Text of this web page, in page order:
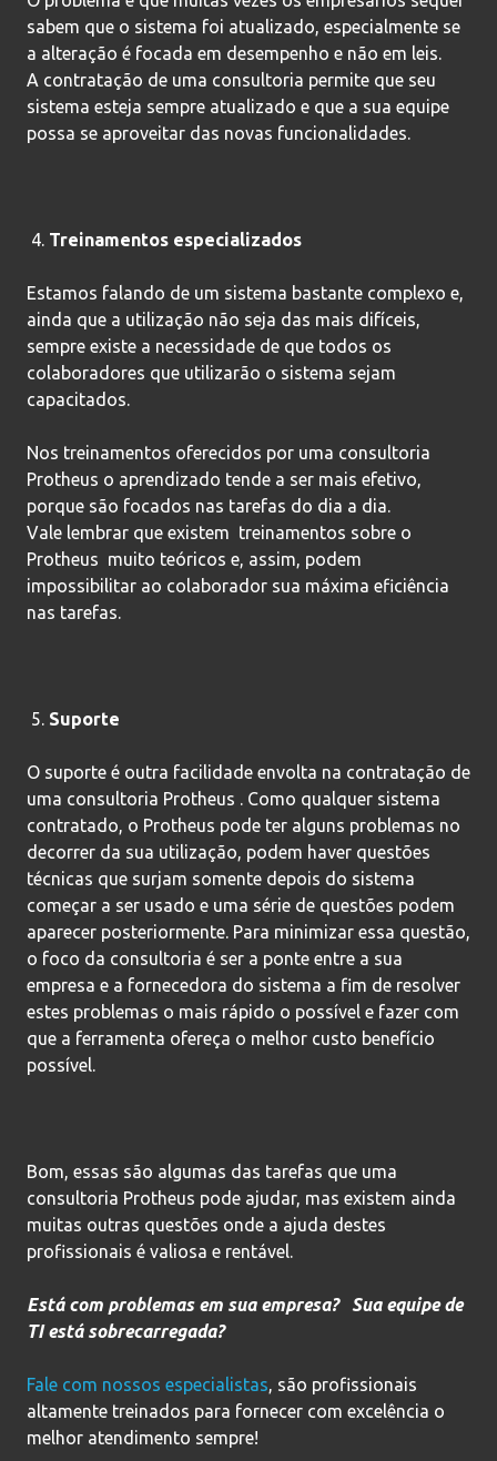
sabem que o sistema foi atualizado, especialmente se
a alteração é focada em desempenho e não em leis.
A contratação de uma consultoria permite que seu
sistema esteja sempre atualizado e que a sua equipe
possa se aproveitar das novas funcionalidades.
Treinamentos especializados
Estamos falando de um sistema bastante complexo e,
ainda que a utilização não seja das mais difíceis,
sempre existe a necessidade de que todos os
colaboradores que utilizarão o sistema sejam
capacitados.
Nos treinamentos oferecidos por uma consultoria
Protheus o aprendizado tende a ser mais efetivo,
porque são focados nas tarefas do dia a dia.
Vale lembrar que existem treinamentos sobre o
Protheus muito teóricos e, assim, podem
impossibilitar ao colaborador sua máxima eficiência
nas tarefas.
Suporte
O suporte é outra facilidade envolta na contratação de
uma consultoria Protheus . Como qualquer sistema
contratado, o Protheus pode ter alguns problemas no
decorrer da sua utilização, podem haver questões
técnicas que surjam somente depois do sistema
começar a ser usado e uma série de questões podem
aparecer posteriormente. Para minimizar essa questão,
o foco da consultoria é ser a ponte entre a sua
empresa e a fornecedora do sistema a fim de resolver
estes problemas o mais rápido o possível e fazer com
que a ferramenta ofereça o melhor custo benefício
possível.
Bom, essas são algumas das tarefas que uma
consultoria Protheus pode ajudar, mas existem ainda
muitas outras questões onde a ajuda destes
profissionais é valiosa e rentável.
Está com problemas em sua empresa? Sua equipe de
TI está sobrecarregada?
Fale com nossos especialistas, são profissionais
altamente treinados para fornecer com excelência o
melhor atendimento sempre!